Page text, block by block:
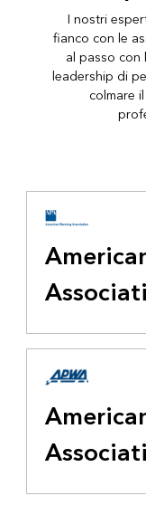
I nostri
fianco con le
al passo
leadership di
colmare